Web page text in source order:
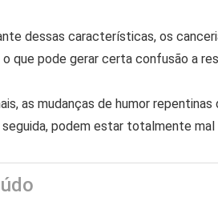
dessas características, os
o que pode gerar certa confusão a
as mudanças de humor
podem estar totalmente mal